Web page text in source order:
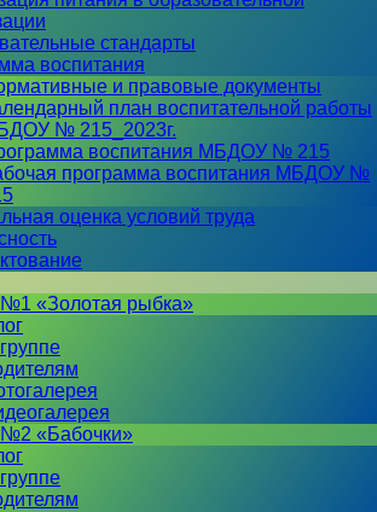
стандарты
воспитания
и правовые документы
план воспитательной работы
№ 215_2023г.
воспитания МБДОУ № 215
программа воспитания МБДОУ №
оценка условий труда
№1 «Золотая рыбка»
№2 «Бабочки»